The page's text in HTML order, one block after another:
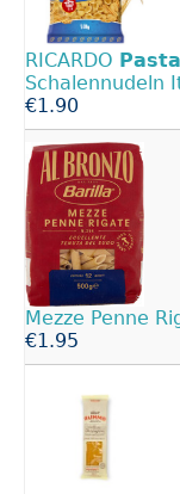
RICARDO Pasta
Schalennudeln
€1.90
Mezze Penne
€1.95